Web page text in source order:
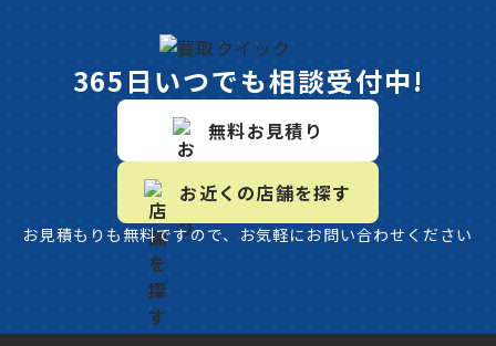
365日いつでも相談受付中!
無料お見積り
お近くの店舗を探す
お見積もりも無料ですので、お気軽にお問い合わせください